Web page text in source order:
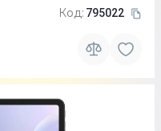
Код: 795022